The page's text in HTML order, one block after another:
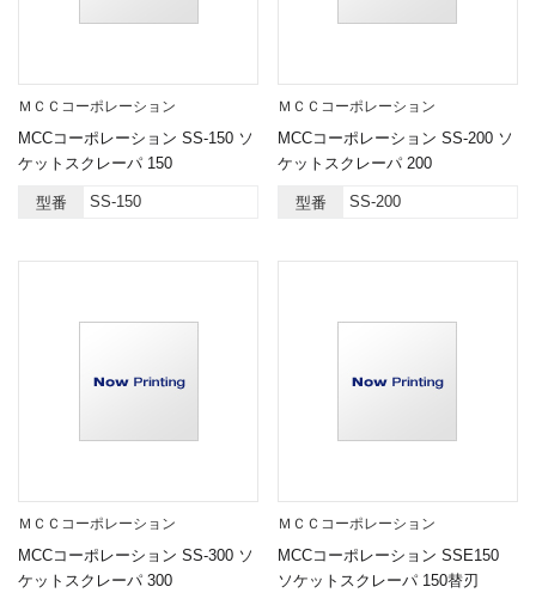
ＭＣＣコーポレーション
MCCコーポレーション SS-150 ソ
ケットスクレーパ 150
型番 SS-150
ＭＣＣコーポレーション
MCCコーポレーション SS-200 ソ
ケットスクレーパ 200
型番 SS-200
ＭＣＣコーポレーション
MCCコーポレーション SS-300 ソ
ケットスクレーパ 300
ＭＣＣコーポレーション
MCCコーポレーション SSE150
ソケットスクレーパ 150替刃